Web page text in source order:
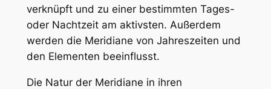
verknüpft und zu einer bestimmten Tages-
oder Nachtzeit am aktivsten. Außerdem
werden die Meridiane von Jahreszeiten und
den Elementen beeinflusst.
Die Natur der Meridiane in ihren